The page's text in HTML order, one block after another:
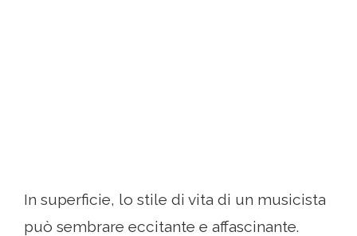
In superficie, lo stile di vita di un musicista
può sembrare eccitante e affascinante.